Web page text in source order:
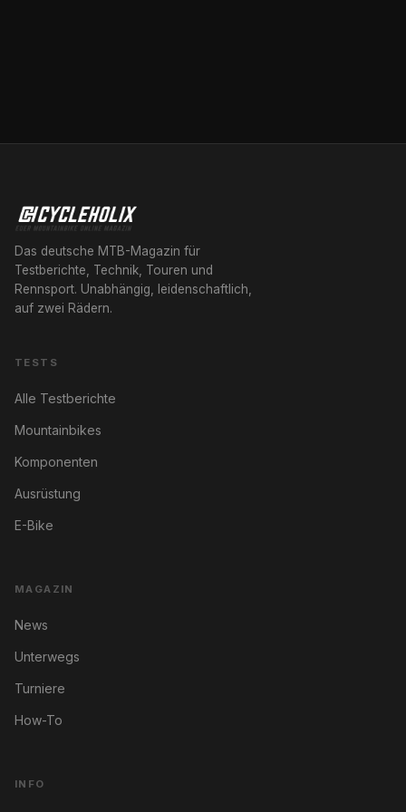
Das deutsche MTB-Magazin für
Testberichte, Technik, Touren und
Rennsport. Unabhängig, leidenschaftlich,
auf zwei Rädern.
TESTS
Alle Testberichte
Mountainbikes
Komponenten
Ausrüstung
E-Bike
MAGAZIN
News
Unterwegs
Turniere
How-To
INFO